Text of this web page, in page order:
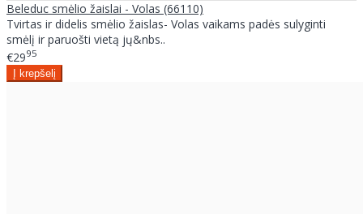
Beleduc smėlio žaislai - Volas (66110)
Tvirtas ir didelis smėlio žaislas- Volas vaikams padės sulyginti
smėlį ir paruošti vietą jų&nbs..
€2995